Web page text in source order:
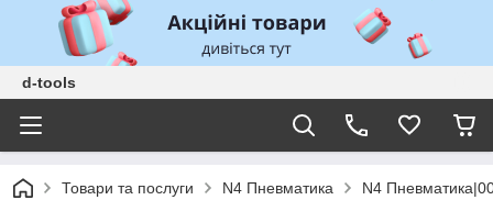
d-tools
Товари та послуги N4 Пневматика N4